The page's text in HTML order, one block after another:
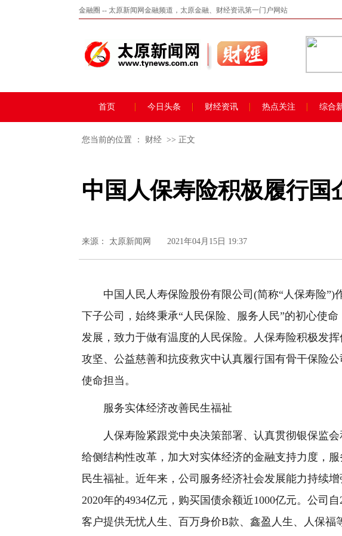
金融圈 -- 太原新闻网金融频道，太原金融、财经资讯第一门户网站
首页 今日头条 财经资讯 热点关注 综合
您当前的位置 ： 财经 >> 正文
中国人保寿险积极履行
来源： 太原新闻网 2021年04月15日 19:37
中国人民人寿保险股份有限公司(简称“人保寿险”)
下子公司，始终秉承“人民保险、服务人民”的初心使
发展，致力于做有温度的人民保险。人保寿险积极发
攻坚、公益慈善和抗疫救灾中认真履行国有骨干保险
使命担当。
服务实体经济改善民生福祉
人保寿险紧跟党中央决策部署、认真贯彻银保监会
给侧结构性改革，加大对实体经济的金融支持力度，
民生福祉。近年来，公司服务经济社会发展能力持续增
2020年的4934亿元，购买国债余额近1000亿元。公司
客户提供无忧人生、百万身价B款、鑫盈人生、人保福